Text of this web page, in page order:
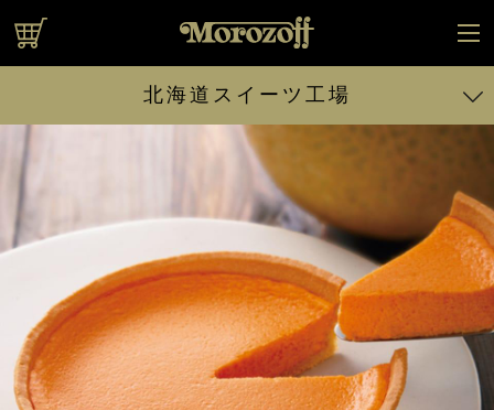
北海道スイーツ工場
北の国の生まれたて クリームチーズケーキ
夕張メロンの チーズケーキ
ほっかいどうの しろいぷりん
北海道チーズケーキ セット
北海道スイーツセット
北海道スイーツセットB